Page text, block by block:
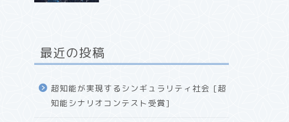
最近の投稿
超知能が実現するシンギュラリティ社会 [超
知能シナリオコンテスト受賞]